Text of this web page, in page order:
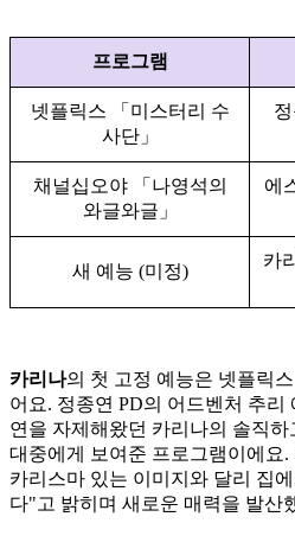
프로그램
넷플릭스 「미스터리 수
사단」
채널십오야 「나영석의
와글와글」
에
새 예능 (미정)
카
카리나의 첫 고정 예능은 넷플릭
어요. 정종연 PD의 어드벤처 추리
연을 자제해왔던 카리나의 솔직
대중에게 보여준 프로그램이에요
카리스마 있는 이미지와 달리 집
다"고 밝히며 새로운 매력을 발산